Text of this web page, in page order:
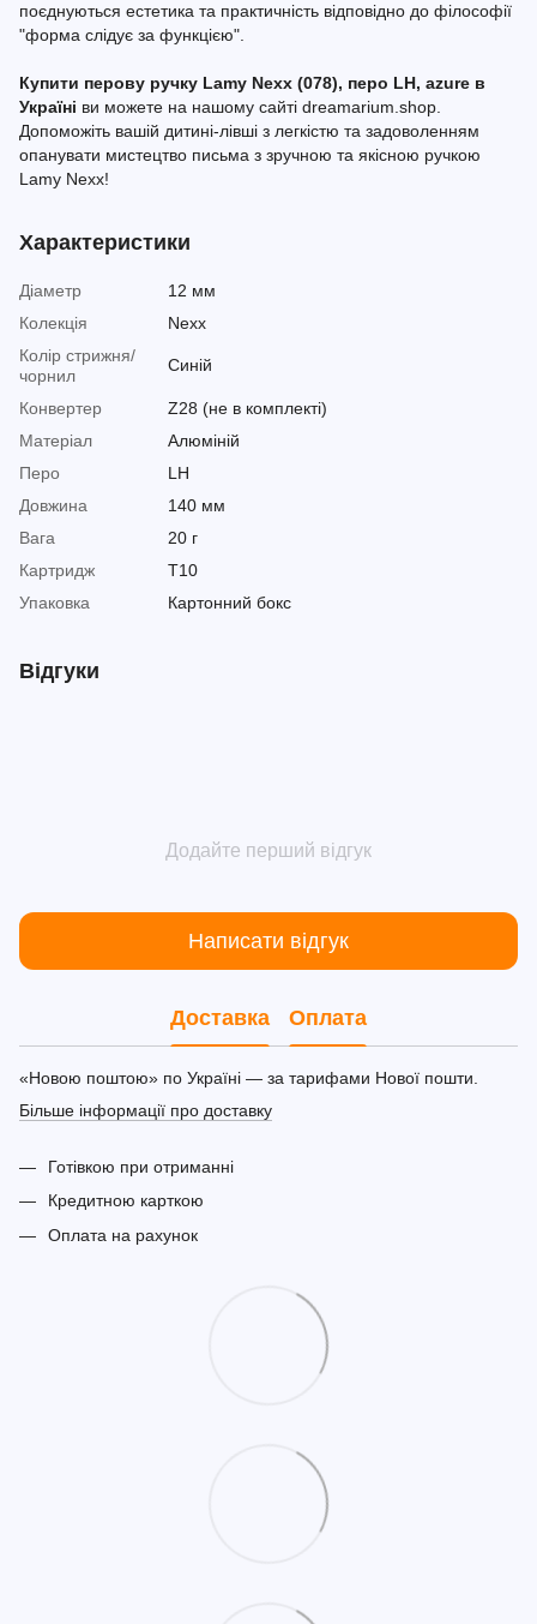
поєднуються естетика та практичність відповідно до філософії
"форма слідує за функцією".
Купити перову ручку Lamy Nexx (078), перо LH, azure в
Україні ви можете на нашому сайті dreamarium.shop.
Допоможіть вашій дитині-лівші з легкістю та задоволенням
опанувати мистецтво письма з зручною та якісною ручкою
Lamy Nexx!
Характеристики
Діаметр
12 мм
Колекція
Nexx
Колір стрижня/
чорнил
Синій
Конвертер
Z28 (не в комплекті)
Матеріал
Алюміній
Перо
LH
Довжина
140 мм
Вага
20 г
Картридж
T10
Упаковка
Картонний бокс
Відгуки
Додайте перший відгук
Написати відгук
Доставка Оплата
«Новою поштою» по Україні — за тарифами Нової пошти.
Більше інформації про доставку
Готівкою при отриманні
Кредитною карткою
Оплата на рахунок